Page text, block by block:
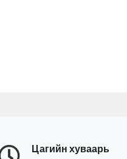
Цагийн хуваарь